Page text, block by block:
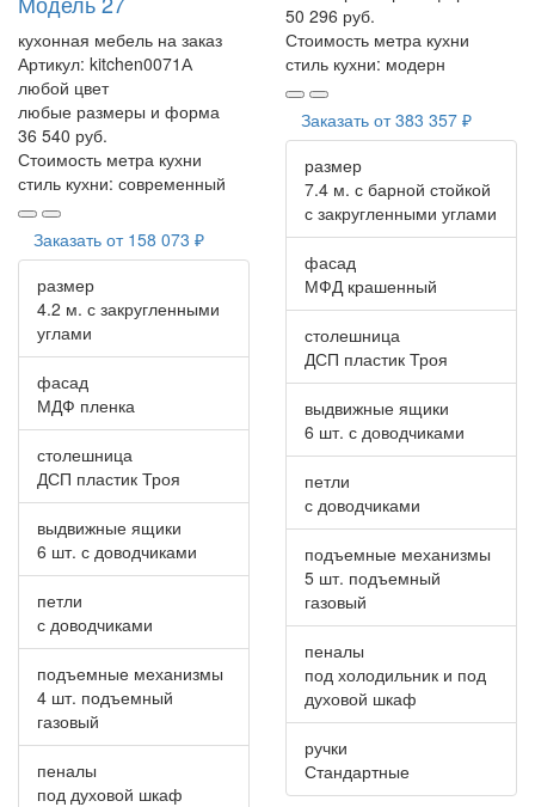
кухонная мебель на заказ
Артикул: kitchen0071А
любой цвет
любые размеры и форма
36 540 руб.
Стоимость метра кухни
стиль кухни: современный
Заказать от 158 073 ₽
размер
4.2 м. с закругленными
углами
фасад
МДФ пленка
столешница
ДСП пластик Троя
выдвижные ящики
6 шт. с доводчиками
петли
с доводчиками
подъемные механизмы
4 шт. подъемный
газовый
пеналы
под духовой шкаф
50 296 руб.
Стоимость метра кухни
стиль кухни: модерн
Заказать от383 357 ₽
размер
7.4 м. с барной стойкой
с закругленными углами
фасад
МФД крашенный
столешница
ДСП пластик Троя
выдвижные ящики
6 шт. с доводчиками
петли
с доводчиками
подъемные механизмы
5 шт. подъемный
газовый
пеналы
под холодильник и под
духовой шкаф
ручки
Стандартные